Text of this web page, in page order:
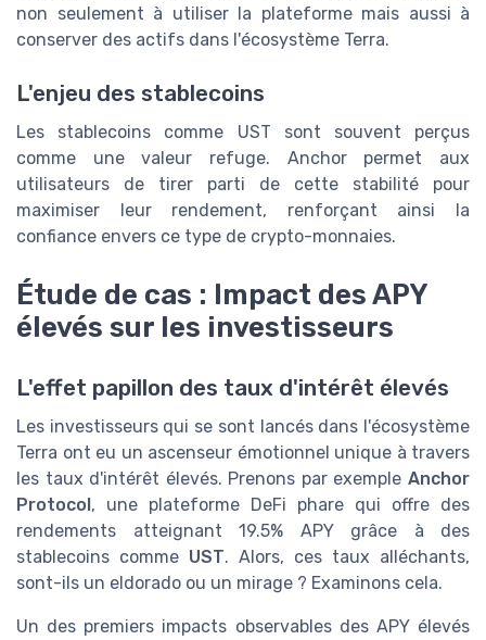
non seulement à utiliser la plateforme mais aussi à
conserver des actifs dans l'écosystème Terra.
L'enjeu des stablecoins
Les stablecoins comme UST sont souvent perçus
comme une valeur refuge. Anchor permet aux
utilisateurs de tirer parti de cette stabilité pour
maximiser leur rendement, renforçant ainsi la
confiance envers ce type de crypto-monnaies.
Étude de cas : Impact des APY
élevés sur les investisseurs
L'effet papillon des taux d'intérêt élevés
Les investisseurs qui se sont lancés dans l'écosystème
Terra ont eu un ascenseur émotionnel unique à travers
les taux d'intérêt élevés. Prenons par exemple Anchor
Protocol, une plateforme DeFi phare qui offre des
rendements atteignant 19.5% APY grâce à des
stablecoins comme UST. Alors, ces taux alléchants,
sont-ils un eldorado ou un mirage ? Examinons cela.
Un des premiers impacts observables des APY élevés